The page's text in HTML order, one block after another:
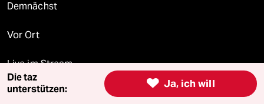
Demnächst
Vor Ort
Live im Stream
Vergangene
 Ja, ich will
Die taz
unterstützen: